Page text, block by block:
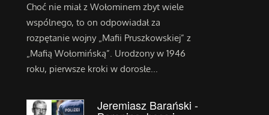
Choć nie miał z Wołominem zbyt wiele
wspólnego, to on odpowiadał za
rozpętanie wojny „Mafii Pruszkowskiej” z
„Mafią Wołomińską”. Urodzony w 1946
roku, pierwsze kroki w dorosłe...
Jeremiasz Barański -